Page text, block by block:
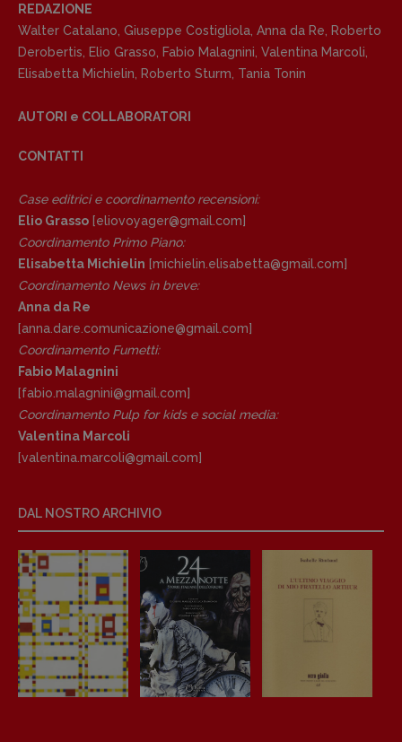
Tribunale Milano n° 5864/2023 – cod. fis.
REDAZIONE
Walter Catalano Giuseppe Costigliola Anna da Re
Roberto
Derobertis
Elio Grasso Fabio Malagnini Valentina Marcoli
Elisabetta Michielin
Roberto Sturm Tania Tonin
AUTORI e COLLABORATORI
CONTATTI
Case editrici e coordinamento recensioni:
Elio Grasso [eliovoyager@gmail.com]
Coordinamento Primo Piano:
Elisabetta Michielin [michielin.elisabetta@gmail.com]
Coordinamento News in breve:
Anna da Re
[anna.dare.comunicazione@gmail. com]
Coordinamento Fumetti:
Fabio Malagnini
[fabio.malagnini@gmail. com]
Coordinamento Pulp for kids e social media:
Valentina Marcoli
[valentina.marcoli@gmail. com]
DAL NOSTRO ARCHIVIO